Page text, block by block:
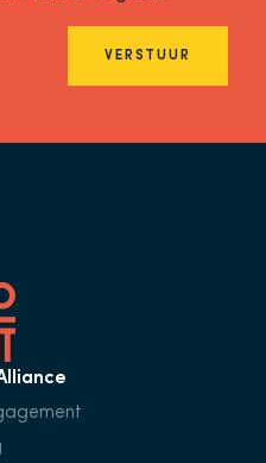
VERSTUUR